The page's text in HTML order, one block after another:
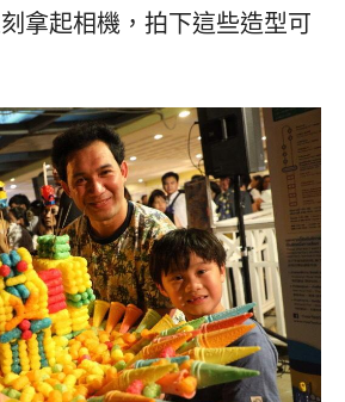
拿起相機，拍下這些造型可